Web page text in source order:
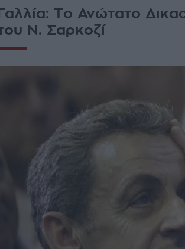
Γαλλία: Το Ανώτατο
Ν. Σαρκοζί